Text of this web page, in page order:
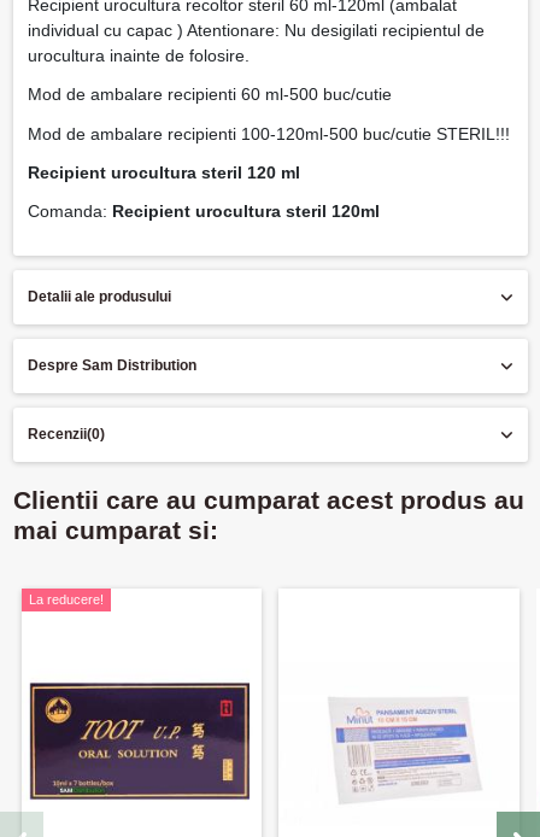
Recipient urocultura recoltor steril 60 ml-120ml (ambalat
individual cu capac ) Atentionare: Nu desigilati recipientul de
urocultura inainte de folosire.
Mod de ambalare recipienti 60 ml-500 buc/cutie
Mod de ambalare recipienti 100-120ml-500 buc/cutie STERIL!!!
Recipient urocultura steril 120 ml
Comanda: Recipient urocultura steril 120ml
Detalii ale produsului
Despre Sam Distribution
Recenzii(0)
Clientii care au cumparat acest produs au
mai cumparat si:
La reducere!